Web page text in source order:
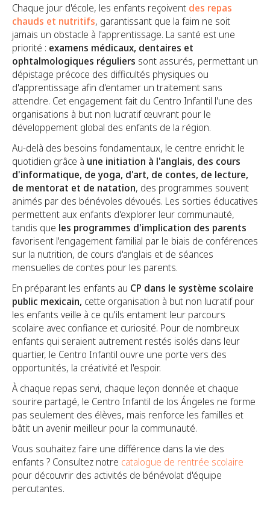
Chaque jour d'école, les enfants reçoivent des repas
chauds et nutritifs, garantissant que la faim ne soit
jamais un obstacle à l'apprentissage. La santé est une
priorité : examens médicaux, dentaires et
ophtalmologiques réguliers sont assurés, permettant un
dépistage précoce des difficultés physiques ou
d'apprentissage afin d'entamer un traitement sans
attendre. Cet engagement fait du Centro Infantil l'une des
organisations à but non lucratif œuvrant pour le
développement global des enfants de la région.
Au-delà des besoins fondamentaux, le centre enrichit le
quotidien grâce à une initiation à l'anglais, des cours
d'informatique, de yoga, d'art, de contes, de lecture,
de mentorat et de natation, des programmes souvent
animés par des bénévoles dévoués. Les sorties éducatives
permettent aux enfants d'explorer leur communauté,
tandis que les programmes d'implication des parents
favorisent l'engagement familial par le biais de conférences
sur la nutrition, de cours d'anglais et de séances
mensuelles de contes pour les parents.
En préparant les enfants au CP dans le système scolaire
public mexicain, cette organisation à but non lucratif pour
les enfants veille à ce qu'ils entament leur parcours
scolaire avec confiance et curiosité. Pour de nombreux
enfants qui seraient autrement restés isolés dans leur
quartier, le Centro Infantil ouvre une porte vers des
opportunités, la créativité et l'espoir.
À chaque repas servi, chaque leçon donnée et chaque
sourire partagé, le Centro Infantil de los Ángeles ne forme
pas seulement des élèves, mais renforce les familles et
bâtit un avenir meilleur pour la communauté.
Vous souhaitez faire une différence dans la vie des
enfants ? Consultez notre catalogue de rentrée scolaire
pour découvrir des activités de bénévolat d'équipe
percutantes.